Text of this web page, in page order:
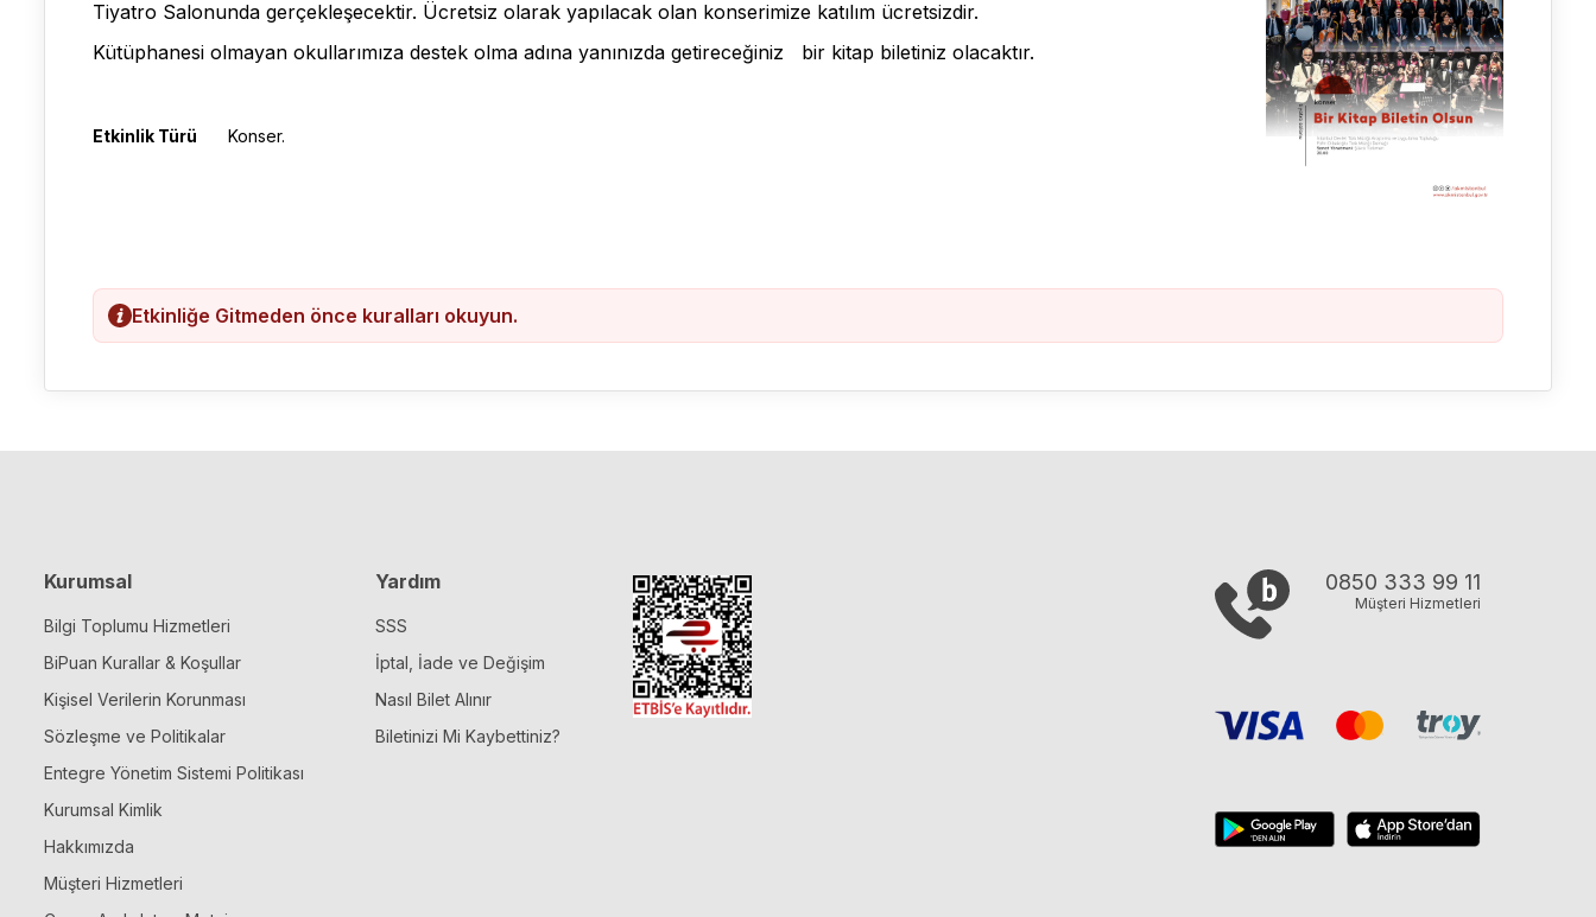
Tiyatro Salonunda gerçekleşecektir. Ücretsiz olarak yapılacak olan konserimize katılım ücretsizdir.
Kütüphanesi olmayan okullarımıza destek olma adına yanınızda getireceğiniz bir kitap biletiniz olacaktır.
Etkinlik Türü Konser.
Etkinliğe Gitmeden önce kuralları okuyun.
Kurumsal
Bilgi Toplumu Hizmetleri
BiPuan Kurallar & Koşullar
Kişisel Verilerin Korunması
Sözleşme ve Politikalar
Entegre Yönetim Sistemi Politikası
Kurumsal Kimlik
Hakkımızda
Müşteri Hizmetleri
Yardım
SSS
İptal, İade ve Değişim
Nasıl Bilet Alınır
Biletinizi Mi Kaybettiniz?
0850 333 99 11
Müşteri Hizmetleri